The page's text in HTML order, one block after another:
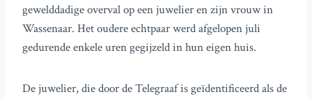
gewelddadige overval op een juwelier en zijn vrouw in
Wassenaar. Het oudere echtpaar werd afgelopen juli
gedurende enkele uren gegijzeld in hun eigen huis.
De juwelier, die door de Telegraaf is geïdentificeerd als de